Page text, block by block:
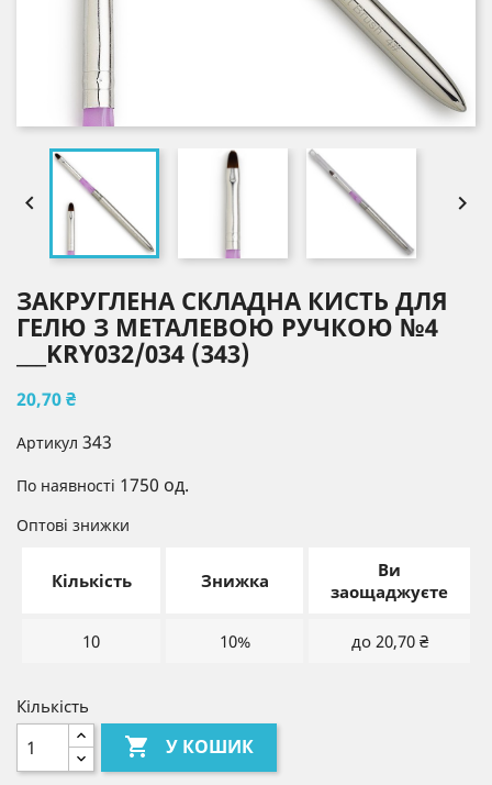
 
ЗАКРУГЛЕНА СКЛАДНА КИСТЬ ДЛЯ
ГЕЛЮ З МЕТАЛЕВОЮ РУЧКОЮ №4
___KRY032/034 (343)
20,70 ₴
Артикул 343
По наявності 1750 од.
Оптові знижки
Кількість Знижка
Ви
заощаджуєте
10 10% до 20,70 ₴
Кількість
 У КОШИК